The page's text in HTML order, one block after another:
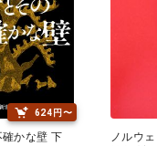
624円〜
かな壁 下
ノルウ